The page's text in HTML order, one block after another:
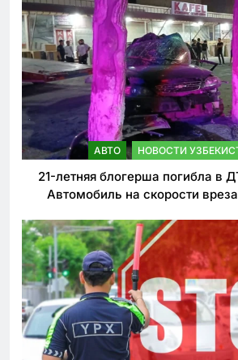
АВТО НОВОСТИ
21-летняя блогерша погибла в
Автомобиль на скорости